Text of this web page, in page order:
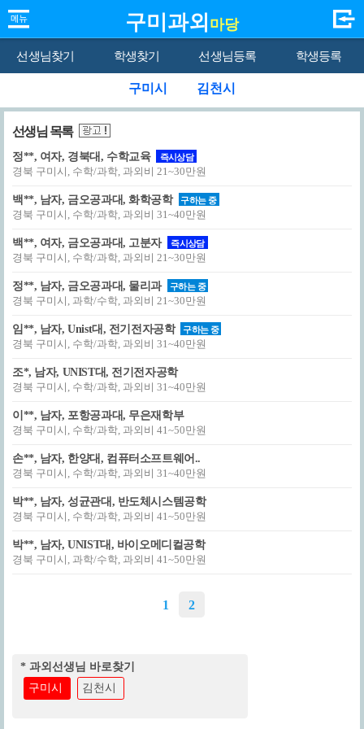
구미과외 마당
선생님찾기 학생찾기 선생님등록 학생등록
구미시 김천시
선생님 목록
정**, 여자, 경북대, 수학교육 즉시상담
경북 구미시, 수학/과학, 과외비 21~30만원
백**, 남자, 금오공과대, 화학공학 구하는 중
경북 구미시, 수학/과학, 과외비 31~40만원
백**, 여자, 금오공과대, 고분자 즉시상담
경북 구미시, 수학/과학, 과외비 21~30만원
정**, 남자, 금오공과대, 물리과 구하는 중
경북 구미시, 과학/수학, 과외비 21~30만원
임**, 남자, Unist대, 전기전자공학 구하는 중
경북 구미시, 수학/과학, 과외비 31~40만원
조*, 남자, UNIST대, 전기전자공학
경북 구미시, 수학/과학, 과외비 31~40만원
이**, 남자, 포항공과대, 무은재학부
경북 구미시, 수학/과학, 과외비 41~50만원
손**, 남자, 한양대, 컴퓨터소프트웨어..
경북 구미시, 수학/과학, 과외비 31~40만원
박**, 남자, 성균관대, 반도체시스템공학
경북 구미시, 수학/과학, 과외비 41~50만원
박**, 남자, UNIST대, 바이오메디컬공학
경북 구미시, 과학/수학, 과외비 41~50만원
1 2
* 과외선생님 바로찾기
구미시
김천시